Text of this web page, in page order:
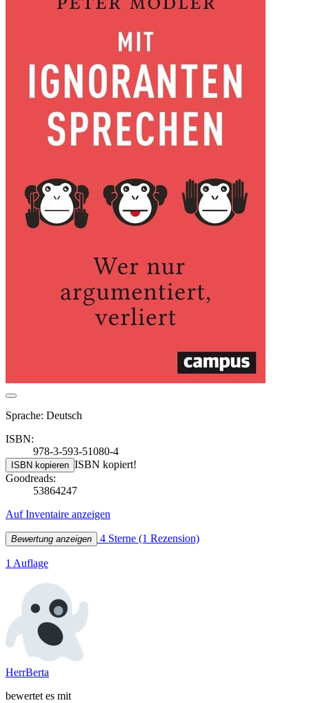
Sprache: Deutsch
ISBN:
978-3-593-51080-4
ISBN kopieren ISBN kopiert!
Goodreads:
53864247
Auf Inventaire anzeigen
Bewertung anzeigen 4 Sterne (1 Rezension)
1 Auflage
HerrBerta
bewertet es mit